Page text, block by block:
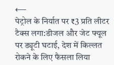
Post
navigation
⟵
पेट्रोल के निर्यात पर ₹3 प्रति लीटर
टैक्स लगा:डीजल और जेट फ्यूल
पर ड्यूटी घटाई, देश में किल्लत
रोकने के लिए फैसला लिया